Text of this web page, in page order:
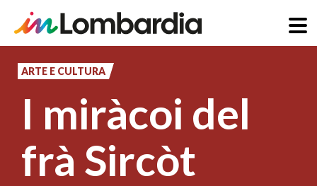
principale
ARTE E CULTURA
I miràcoi del
frà Sircòt